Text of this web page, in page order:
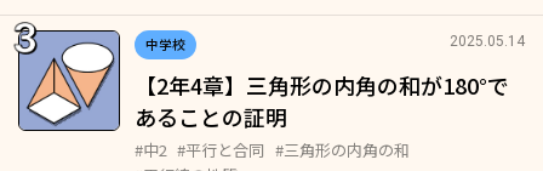
中学校 2025.05.14
【2年4章】三角形の内角の和が180°で
あることの証明
#中2 #平行と合同 #三角形の内角の和